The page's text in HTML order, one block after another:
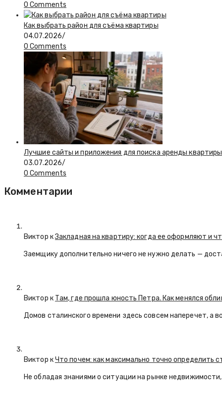
0 Comments
Как выбрать район для съёма квартиры
04.07.2026/
0 Comments
Лучшие сайты и приложения для поиска аренды
03.07.2026/
0 Comments
Комментарии
Виктор кЗакладная на квартиру: когда ее оформляют и
Заемщику дополнительно ничего не нужно делать —
Виктор к Там, где прошла юность Петра. Как менялся
Домов сталинского времени здесь совсем наперечет, а
Виктор кЧто почем: как максимально точно определить
Не обладая знаниями о ситуации на рынке